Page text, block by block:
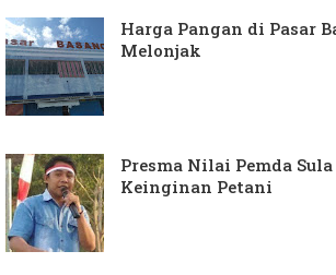
Harga Pangan di Pasar
Melonjak
Presma Nilai Pemda
Keinginan Petani